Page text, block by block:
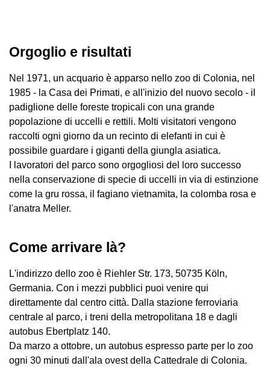
Orgoglio e risultati
Nel 1971, un acquario è apparso nello zoo di Colonia, nel
1985 - la Casa dei Primati, e all'inizio del nuovo secolo - il
padiglione delle foreste tropicali con una grande
popolazione di uccelli e rettili. Molti visitatori vengono
raccolti ogni giorno da un recinto di elefanti in cui è
possibile guardare i giganti della giungla asiatica.
I lavoratori del parco sono orgogliosi del loro successo
nella conservazione di specie di uccelli in via di estinzione
come la gru rossa, il fagiano vietnamita, la colomba rosa e
l'anatra Meller.
Come arrivare là?
L'indirizzo dello zoo è Riehler Str. 173, 50735 Köln,
Germania. Con i mezzi pubblici puoi venire qui
direttamente dal centro città. Dalla stazione ferroviaria
centrale al parco, i treni della metropolitana 18 e dagli
autobus Ebertplatz 140.
Da marzo a ottobre, un autobus espresso parte per lo zoo
ogni 30 minuti dall'ala ovest della Cattedrale di Colonia.